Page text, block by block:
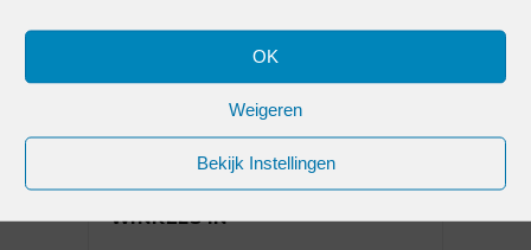
OK
Weigeren
Bekijk Instellingen
ONDERBROEKENMERK
POCKIES WIL FYSIEKE
WINKELS IN